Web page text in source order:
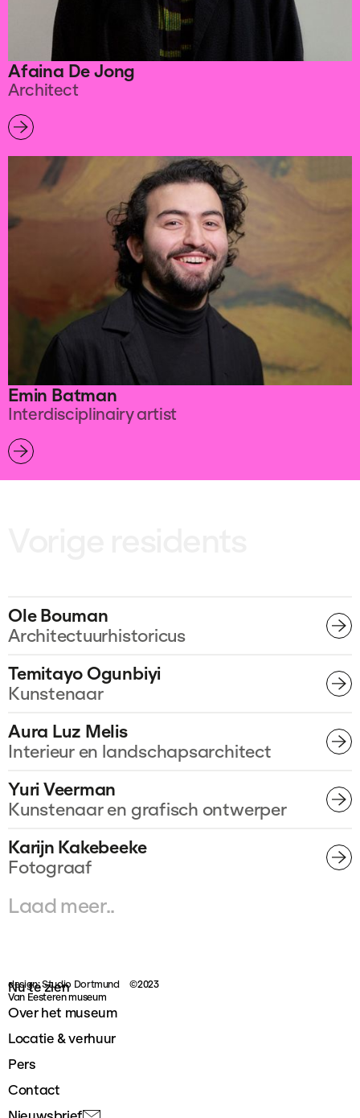
Afaina De Jong
Architect
Emin Batman
Interdisciplinairy artist
Ole Bouman
Architectuurhistoricus
Temitayo Ogunbiyi
Kunstenaar
Aura Luz Melis
Interieur en landschapsarchitect
Yuri Veerman
Kunstenaar en grafisch ontwerper
Karijn Kakebeeke
Fotograaf
Laad meer..
Nu te zien
Over het museum
Locatie & verhuur
Pers
Contact
design: Studio Dortmund
©2023
Van Eesteren museum